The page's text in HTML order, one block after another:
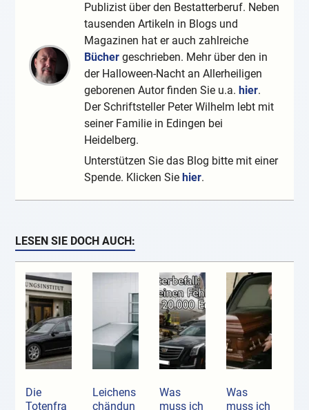
Publizist über den Bestatterberuf. Neben
tausenden Artikeln in Blogs und
Magazinen hat er auch zahlreiche
Bücher geschrieben. Mehr über den in
der Halloween-Nacht an Allerheiligen
geborenen Autor finden Sie u.a.hier.
Der Schriftsteller Peter Wilhelm lebt mit
seiner Familie in Edingen bei
Heidelberg.
Unterstützen Sie das Blog bitte mit einer
Spende. Klicken Siehier.
LESEN SIE DOCH AUCH:
Die
Totenfra
Leichens
chändun
Was
muss ich
Was
muss ich